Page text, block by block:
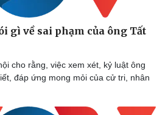
gì về sai phạm của ông Tất
cho rằng, việc xem xét, kỷ luật ông
đáp ứng mong mỏi của cử tri, nhân